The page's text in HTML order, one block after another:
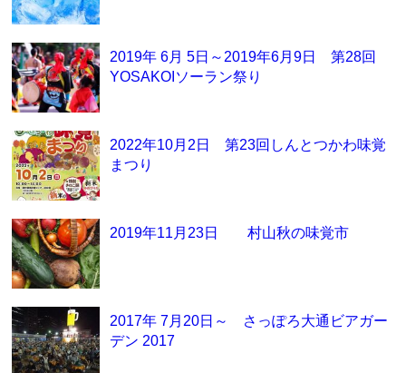
2019年 6月 5日～2019年6月9日 第28回
YOSAKOIソーラン祭り
2022年10月2日 第23回しんとつかわ味覚
まつり
2019年11月23日 村山秋の味覚市
2017年 7月20日～ さっぽろ大通ビアガー
デン 2017